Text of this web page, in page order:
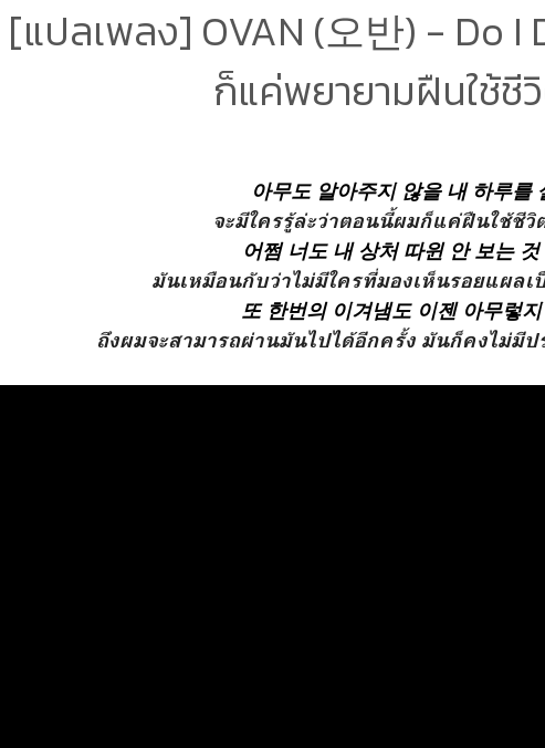
[แปลเพลง] OVAN (오반) - Do I
ก็แค่พยายามฝืนใช้ชี
아무도 알아주지 않을 내 하루를
จะมีใครรู้ล่ะว่าตอนนี้ผมก็แค่ฝืนใช้ชีวิ
어쩜 너도 내 상처 따윈 안 보는 것
มันเหมือนกับว่าไม่มีใครที่มองเห็นรอยแผล
또 한번의 이겨냄도 이젠 아무렇
ถึงผมจะสามารถผ่านมันไปได้อีกครั้ง มันก็คงไม่มีป